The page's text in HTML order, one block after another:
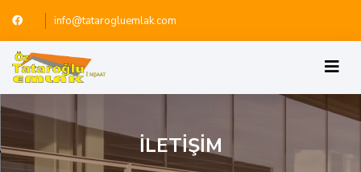
info@tatarogluemlak.com
İLETIŞIM